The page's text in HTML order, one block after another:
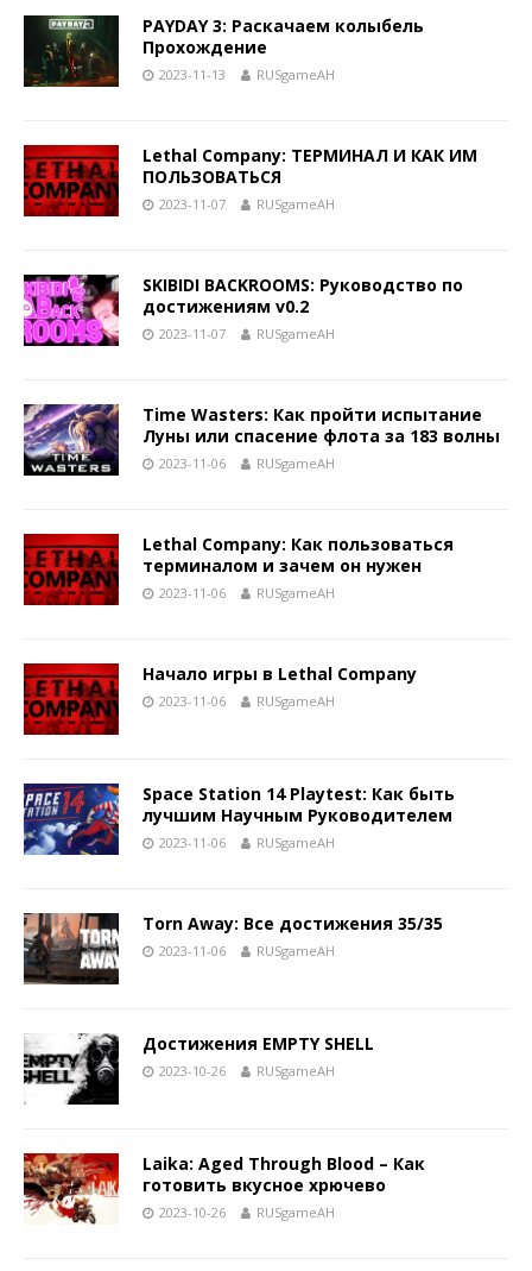
PAYDAY 3: Раскачаем колыбель
Прохождение
2023-11-13 RUSgameAH
Lethal Company: ТЕРМИНАЛ И КАК ИМ
ПОЛЬЗОВАТЬСЯ
2023-11-07 RUSgameAH
SKIBIDI BACKROOMS: Руководство по
достижениям v0.2
2023-11-07 RUSgameAH
Time Wasters: Как пройти испытание
Луны или спасение флота за 183 волны
2023-11-06 RUSgameAH
Lethal Company: Как пользоваться
терминалом и зачем он нужен
2023-11-06 RUSgameAH
Начало игры в Lethal Company
2023-11-06 RUSgameAH
Space Station 14 Playtest: Как быть
лучшим Научным Руководителем
2023-11-06 RUSgameAH
Torn Away: Все достижения 35/35
2023-11-06 RUSgameAH
Достижения EMPTY SHELL
2023-10-26 RUSgameAH
Laika: Aged Through Blood – Как
готовить вкусное хрючево
2023-10-26 RUSgameAH